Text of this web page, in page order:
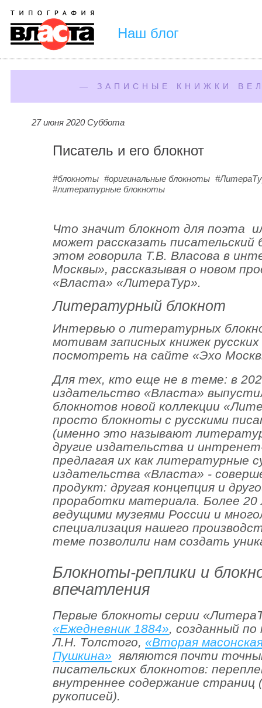
Наш блог
— ЗАПИСНЫЕ КНИЖКИ
27 июня 2020 Суббота
Писатель и его блокнот
#блокноты #оригинальные блокноты
#литературные блокноты
Что значит блокнот для поэта
может рассказать
этом говорила Т.В. Власова в
Москвы», рассказывая о новом
«Власта» «ЛитераТур».
Литературный блокнот
Интервью о литературных
мотивам записных книжек
посмотреть на сайте «Эхо
Для тех, кто еще не в теме: в
издательство «Власта»
блокнотов новой коллекции
просто блокноты с русскими
(именно это называют
другие издательства и
предлагая их как литературные
издательства «Власта» -
продукт: другая концепция и
проработки материала. Более
ведущими музеями России и
специализация нашего
теме позволили нам создать
Блокноты-реплики и
впечатления
Первые блокноты серии
«Ежедневник 1884», созданный
Л.Н. Толстого, «Вторая
Пушкина» являются почти
писательских блокнотов:
внутреннее содержание
рукописей).